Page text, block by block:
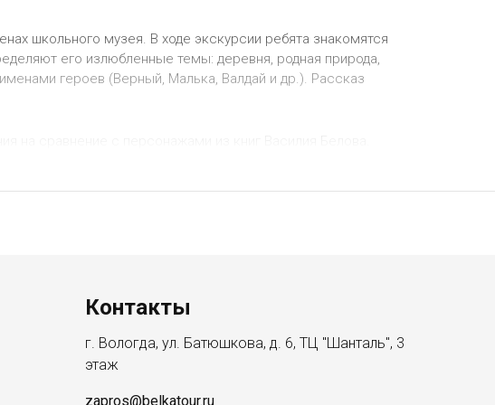
школьного музея. В ходе экскурсии ребята знакомятся
его излюбленные темы: деревня, родная природа,
героев (Верный, Малька, Валдай и др.). Рассказ
на сравнение с персонажами из книг Василия Белова.
Контакты
г. Вологда, ул. Батюшкова, д. 6, ТЦ "Шанталь", 3
этаж
zapros@belkatour.ru